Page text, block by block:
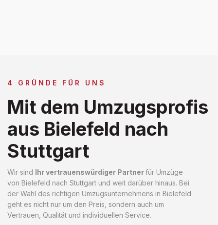
4 GRÜNDE FÜR UNS
Mit dem Umzugsprofis
aus Bielefeld nach
Stuttgart
Wir sind Ihr vertrauenswürdiger Partnerfür Umzüge
von Bielefeld nach Stuttgart und weit darüber hinaus. Bei
der Wahl des richtigen Umzugsunternehmens in Bielefeld
geht es nicht nur um den Preis, sondern auch um
Vertrauen, Qualität und individuellen Service.